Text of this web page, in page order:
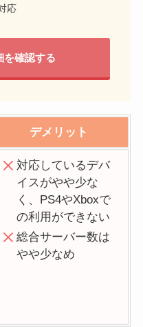
応
を確認する
デメリット
対応しているデバ
イスがやや少な
く、PS4やXboxで
の利用ができない
総合サーバー数は
やや少なめ